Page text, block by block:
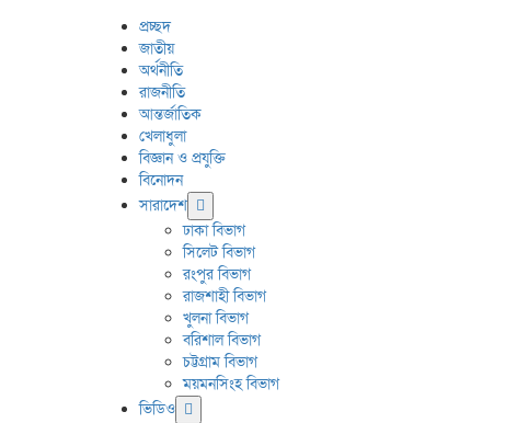
প্রচ্ছদ
জাতীয়
অর্থনীতি
রাজনীতি
আন্তর্জাতিক
খেলাধুলা
বিজ্ঞান ও প্রযুক্তি
বিনোদন
সারাদেশ
ঢাকা বিভাগ
সিলেট বিভাগ
রংপুর বিভাগ
রাজশাহী বিভাগ
খুলনা বিভাগ
বরিশাল বিভাগ
চট্টগ্রাম বিভাগ
ময়মনসিংহ বিভাগ
ভিডিও